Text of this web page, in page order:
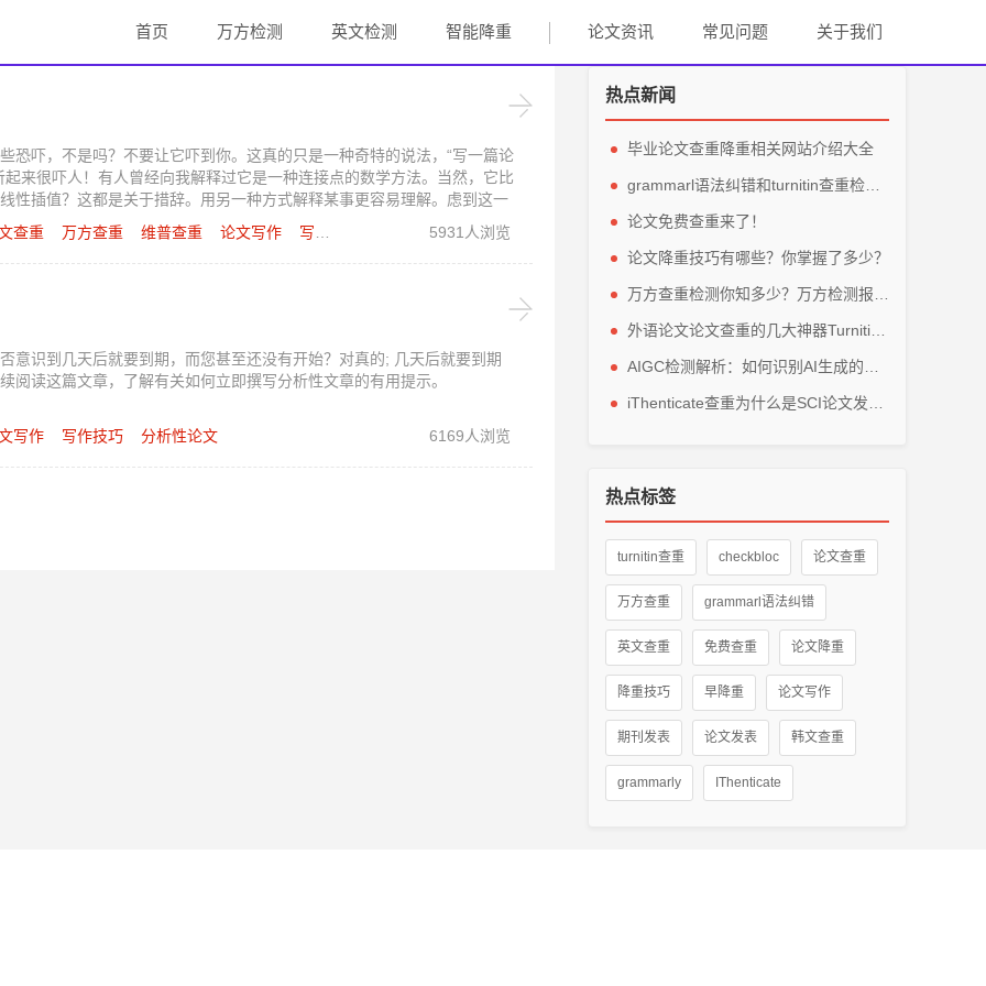
首页 万方检测 英文检测 智能降重 论文资讯 常见问题 关于我们
恐吓，不是吗？不要让它吓到你。这真的只是一种奇特的说法，“写一篇论
来很吓人！有人曾经向我解释过它是一种连接点的数学方法。当然，它比
性插值？这都是关于措辞。用另一种方式解释某事更容易理解。虑到这一
我提出四点建议，你写一个好的分析文章有帮助。
查重 万方查重 维普查重 论文写作 写作技巧 分析性论文5931人浏览
意识到几天后就要到期，而您甚至还没有开始？对真的; 几天后就要到期
读这篇文章，了解有关如何立即撰写分析性文章的有用提示。
写作 写作技巧 分析性论文 6169人浏览
热点新闻
毕业论文查重降重相关网站介绍大全
论文免费查重来了！
论文降重技巧有哪些？你掌握了多少？
热点标签
turnitin查重 checkbloc 论文查重
万方查重 grammarl语法纠错
英文查重 免费查重 论文降重
降重技巧 早降重 论文写作
期刊发表 论文发表 韩文查重
grammarly IThenticate